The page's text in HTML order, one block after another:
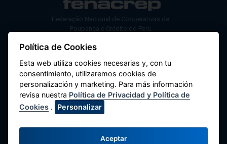
Federação Nacional de Cooperativas de
Poupança e Crédito do Peru
Av. Máximo Abril 542, Jesús María 15072,
Fale Conosco
(51-1) 424-6769
(51-1) 424-4958
comunicaciones@fenacrep.org
Política de Cookies
Esta web utiliza cookies necesarias y, con tu
consentimiento, utilizaremos cookies de
personalización y marketing. Para más información
revisa nuestra Política de Privacidad y Política de
Cookies . Personalizar
Aceptar